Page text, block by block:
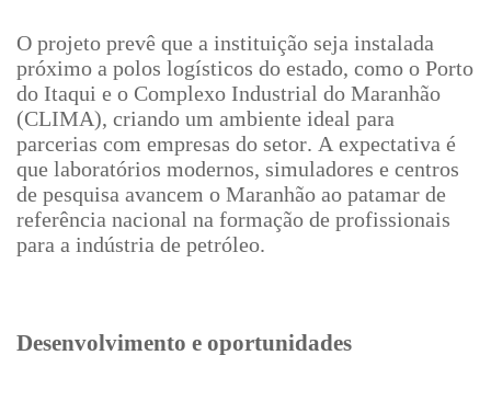
O projeto prevê que a instituição seja instalada
próximo a polos logísticos do estado, como o Porto
do Itaqui e o Complexo Industrial do Maranhão
(CLIMA), criando um ambiente ideal para
parcerias com empresas do setor. A expectativa é
que laboratórios modernos, simuladores e centros
de pesquisa avancem o Maranhão ao patamar de
referência nacional na formação de profissionais
para a indústria de petróleo.
Desenvolvimento e oportunidades